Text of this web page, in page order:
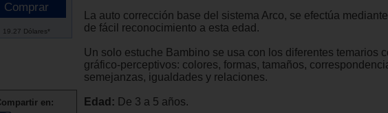
19.27 Dólares*
en:
La auto corrección base del sistema Arco, se efectúa
de fácil reconocimiento a esta edad.
Un solo estuche Bambino se usa con los diferentes temarios
gráfico-perceptivos: colores, formas, tamaños,
semejanzas, igualdades y relaciones.
Edad: De 3 a 5 años.